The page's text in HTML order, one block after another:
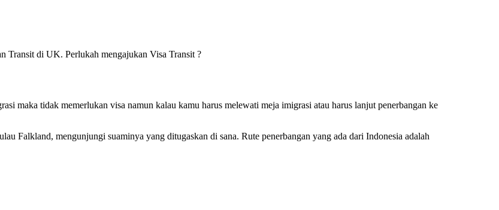
Transit di UK. Perlukah mengajukan Visa Transit ?
maka tidak memerlukan visa namun kalau kamu harus melewati meja imigrasi atau harus lanjut penerbangan ke
Falkland, mengunjungi suaminya yang ditugaskan di sana. Rute penerbangan yang ada dari Indonesia adalah